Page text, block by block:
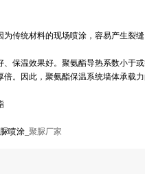
统材料的现场喷涂，容易产生裂缝
温效果好。聚氨酯导热系数小于或
。因此，聚氨酯保温系统墙体承载力
脲喷涂_ 聚脲厂家